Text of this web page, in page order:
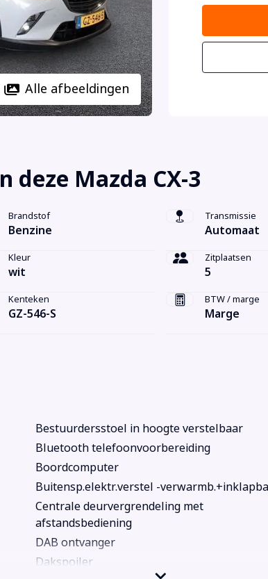
Alle afbeeldingen
deze Mazda CX-3
Brandstof
Benzine
Transmissie
Automaat
Kleur
wit
Zitplaatsen
5
Kenteken
GZ-546-S
BTW / marge
Marge
Bestuurdersstoel in hoogte verstelbaar
Bluetooth telefoonvoorbereiding
Boordcomputer
Buitensp.elektr.verstel -
Centrale deurvergrendeling met
afstandsbediening
DAB ontvanger
Dakspoiler